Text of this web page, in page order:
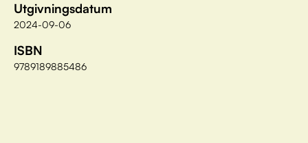
Utgivningsdatum
2024-09-06
ISBN
9789189885486